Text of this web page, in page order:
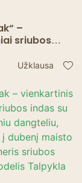
–
sriubos
laikyti
Užklausa